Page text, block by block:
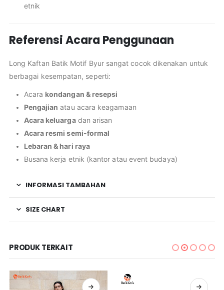
etnik
Referensi Acara Penggunaan
Long Kaftan Batik Motif Byur sangat cocok dikenakan untuk
berbagai kesempatan, seperti:
Acara kondangan & resepsi
Pengajian atau acara keagamaan
Acara keluargadan arisan
Acara resmi semi-formal
Lebaran & hari raya
Busana kerja etnik (kantor atau event budaya)
INFORMASI TAMBAHAN
SIZE CHART
PRODUK TERKAIT